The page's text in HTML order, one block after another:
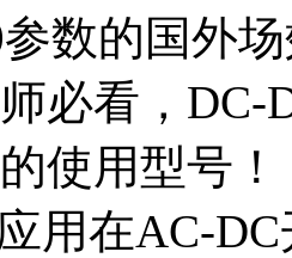
参数的国外
必看，DC-
使用型号！
用在AC-